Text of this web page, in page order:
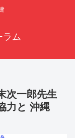
ラム
次一郎先生
力と 沖縄